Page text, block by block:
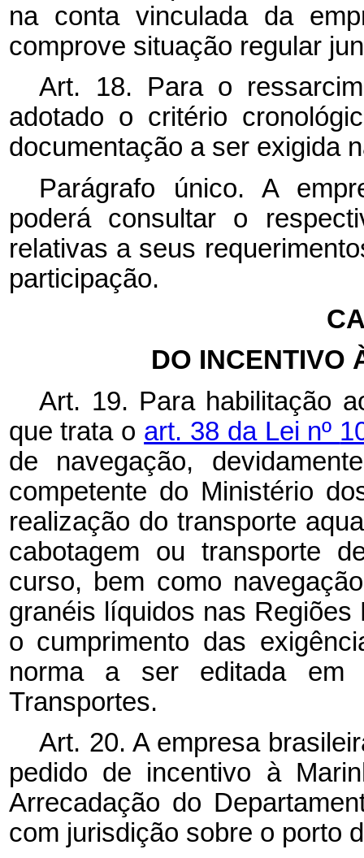
na conta vinculada da
comprove situação regular
Art. 18. Para o
adotado o critério
documentação a ser exigida
Parágrafo único. A
poderá consultar o
relativas a seus
participação.
DO INCENTIVO
Art. 19. Para habilitação
que trata o art. 38 da Lei nº
de navegação,
competente do Ministério
realização do transporte
cabotagem ou transporte
curso, bem como
granéis líquidos nas
o cumprimento das
norma a ser editada
Transportes.
Art. 20. A empresa
pedido de incentivo à
Arrecadação do
com jurisdição sobre o porto